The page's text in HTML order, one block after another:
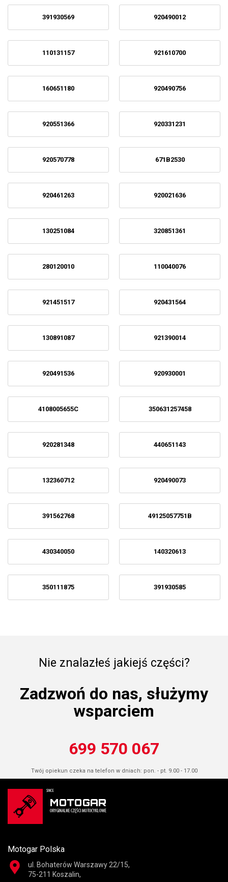
391930569 920490012
110131157 921610700
160651180 920490756
920551366 920331231
920570778 671B2530
920461263 920021636
130251084 320851361
280120010 110040076
921451517 920431564
130891087 921390014
920491536 920930001
4108005655C 350631257458
920281348 440651143
132360712 920490073
391562768 49125057751B
430340050 140320613
350111875 391930585
Nie znalazłeś jakiejś części?
Zadzwoń do nas, służymy
wsparciem
699 570 067
Twój opiekun czeka na telefon w dniach: pon. - pt. 9.00 - 17.00
Motogar Polska
ul. Bohaterów Warszawy 22/15,
75-211 Koszalin,